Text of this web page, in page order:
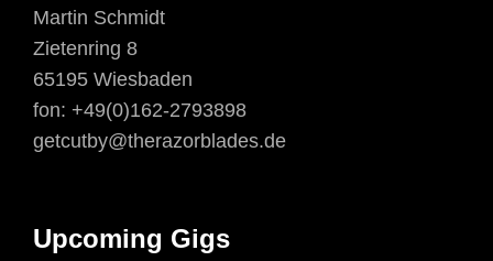
Martin Schmidt
Zietenring 8
65195 Wiesbaden
fon: +49(0)162-2793898
getcutby@therazorblades.de
Upcoming Gigs